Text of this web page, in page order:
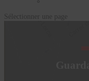
Sélectionner une page